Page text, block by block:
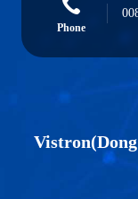
Phone